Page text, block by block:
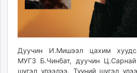
shuud.mn
ergelt.mn
today.mn
zuv.mn
Дуучин И.Мишээл цахим
МУГЗ Б.Чинбат, дуучин
шүгэл үлээлээ. Түүний шүгэл